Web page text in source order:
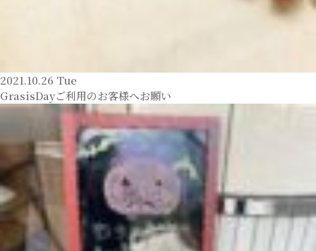
2021.10.26 Tue
GrasisDayご利用のお客様へお願い